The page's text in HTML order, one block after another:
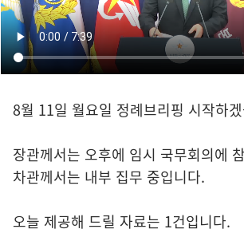
8월 11일 월요일 정례브리핑 시작하
장관께서는 오후에 임시 국무회의에
차관께서는 내부 집무 중입니다.
오늘 제공해 드릴 자료는 1건입니다.